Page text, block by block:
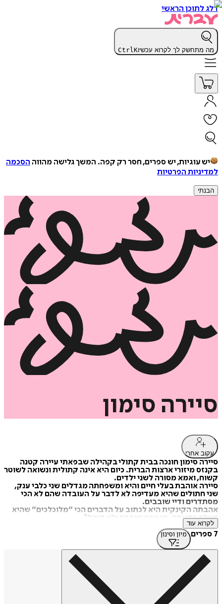
דלג לתוכן הראשי
מה מתחשק לך לקרוא עכשיו CtrlK
יש עוגיות, יש ספרים, חסר רק קפה. המשך גלישה מהווה הסכמה
למדיניות הפרטיות
הבנתי
סיירה סימון
עקוב אחרי
סיירה סימון חונכה בבית קתולי בקהילה שבפאתי עיירה קטנה
בקנזס מיזורי ארצות הברית. כיום היא אינה קתולית ונשואה לשוטר
קשוח, ואמא מסורה לשני ילדים.
סיירה אוהבת בעלי חיים והיא ומשפחתה מגדלים שני כלבי ענק,
שני חתולים שהיא מעדיפה לא לדבר על העובדה שהם לא הכי
מסתדרים ודיי שובבים.
אהבתה הקינקית היא לכתוב על הדברים הכי ״מלוכלכים״ שהיא
מעלה בדעתה. מי אמר שובבה ולא קיבל?
קצת שריטות אנושיות: לסיירה יש פטיש על המלך ארתור, סודה,
קפה, קלפי טארוט, מכנסיי טייטס וללמוד מילים חדשות כל יום.
בעברה עסקה בקרמיקה, הייתה מורה להיסטוריה, וגם ספרנית.
המדיות החברתיות המועדפות אליה הן ספוטיפיי ואינסטגרם.
לקרוא עוד
7 ספרים מיון וסינון